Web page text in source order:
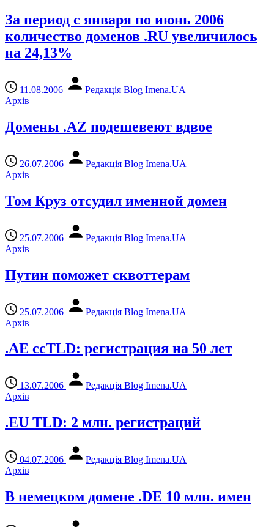
За период с января по июнь 2006
количество доменов .RU увеличилось
на 24,13%
11.08.2006
Редакція Blog Imena.UA
Архів
Домены .AZ подешевеют вдвое
26.07.2006
Редакція Blog Imena.UA
Архів
Том Круз отсудил именной домен
25.07.2006
Редакція Blog Imena.UA
Архів
Путин поможет сквоттерам
25.07.2006
Редакція Blog Imena.UA
Архів
.AE ccTLD: регистрация на 50 лет
13.07.2006
Редакція Blog Imena.UA
Архів
.EU TLD: 2 млн. регистраций
04.07.2006
Редакція Blog Imena.UA
Архів
В немецком домене .DE 10 млн. имен